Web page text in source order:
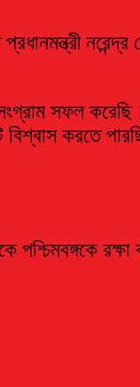
নরেন্দ্র
সফল
করতে
পশ্চিমবঙ্গকে